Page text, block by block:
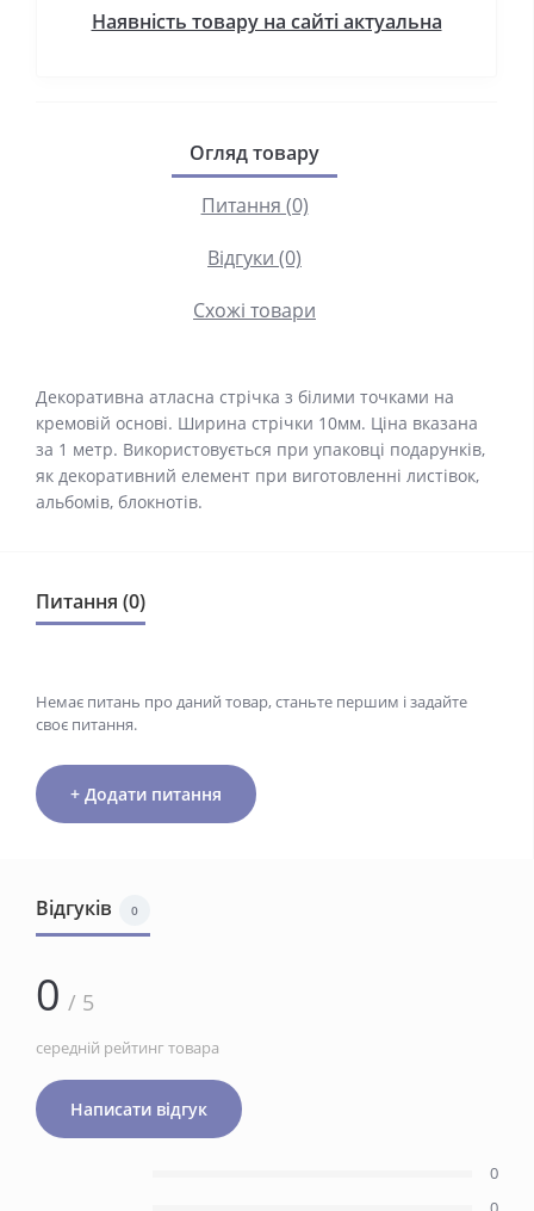
Наявність товару на сайті актуальна
Огляд товару
Питання (0)
Відгуки (0)
Схожі товари
Декоративна атласна стрічка з білими точками на
кремовій основі. Ширина стрічки 10мм. Ціна вказана
за 1 метр. Використовується при упаковці подарунків,
як декоративний елемент при виготовленні листівок,
альбомів, блокнотів.
Питання (0)
Немає питань про даний товар, станьте першим і задайте
своє питання.
+ Додати питання
Відгуків 0
0 / 5
середній рейтинг товара
Написати відгук
0